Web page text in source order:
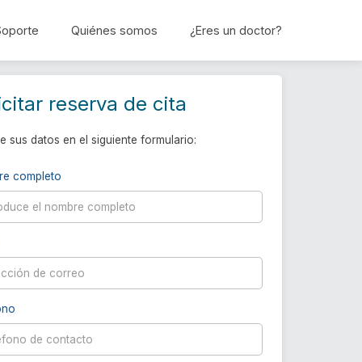
Quiénes somos ¿Eres un doctor?
Reservar cita
reserva de cita
sus datos en el siguiente formulario:
completo